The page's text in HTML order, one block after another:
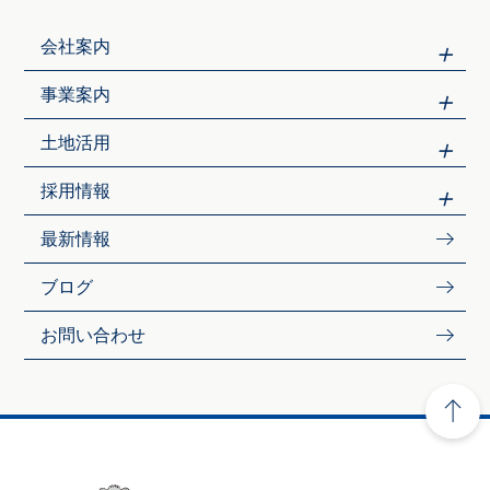
会社案内
事業案内
土地活用
採用情報
最新情報
ブログ
お問い合わせ